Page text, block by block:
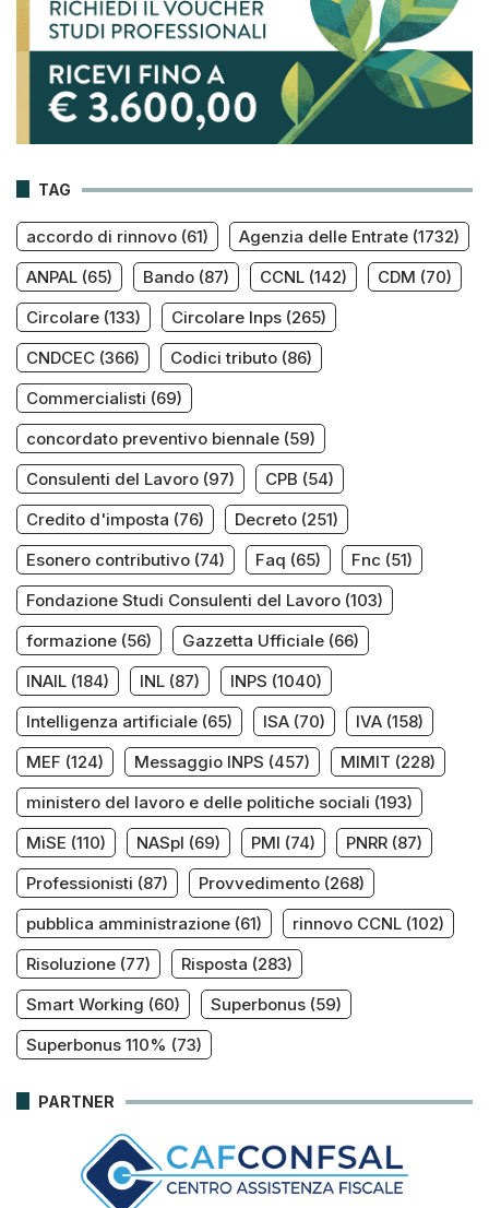
TAG
accordo di rinnovo (61) Agenzia delle Entrate (1732)
ANPAL (65) Bando (87) CCNL (142) CDM (70)
Circolare (133) Circolare Inps (265)
CNDCEC (366) Codici tributo (86)
Commercialisti (69)
concordato preventivo biennale (59)
Consulenti del Lavoro (97) CPB (54)
Credito d'imposta (76) Decreto (251)
Esonero contributivo (74) Faq (65) Fnc (51)
Fondazione Studi Consulenti del Lavoro (103)
formazione (56) Gazzetta Ufficiale (66)
INAIL (184) INL (87) INPS (1040)
Intelligenza artificiale (65) ISA (70) IVA (158)
MEF (124) Messaggio INPS (457) MIMIT (228)
ministero del lavoro e delle politiche sociali (193)
MiSE (110) NASpI (69) PMI (74) PNRR (87)
Professionisti (87) Provvedimento (268)
pubblica amministrazione (61) rinnovo CCNL (102)
Risoluzione (77) Risposta (283)
Smart Working (60) Superbonus (59)
Superbonus 110% (73)
PARTNER